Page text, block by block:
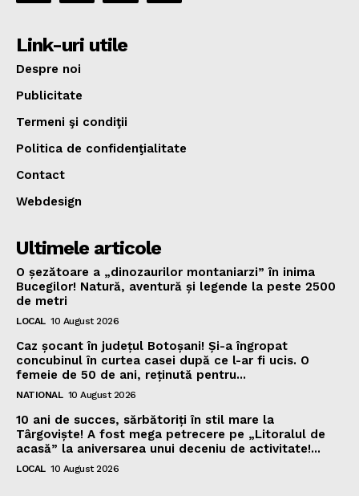
Link-uri utile
Despre noi
Publicitate
Termeni şi condiţii
Politica de confidenţialitate
Contact
Webdesign
Ultimele articole
O șezătoare a „dinozaurilor montaniarzi” în inima
Bucegilor! Natură, aventură și legende la peste 2500
de metri
LOCAL 10 August 2026
Caz șocant în județul Botoșani! Și-a îngropat
concubinul în curtea casei după ce l-ar fi ucis. O
femeie de 50 de ani, reținută pentru...
NATIONAL 10 August 2026
10 ani de succes, sărbătoriți în stil mare la
Târgoviște! A fost mega petrecere pe „Litoralul de
acasă” la aniversarea unui deceniu de activitate!...
LOCAL 10 August 2026